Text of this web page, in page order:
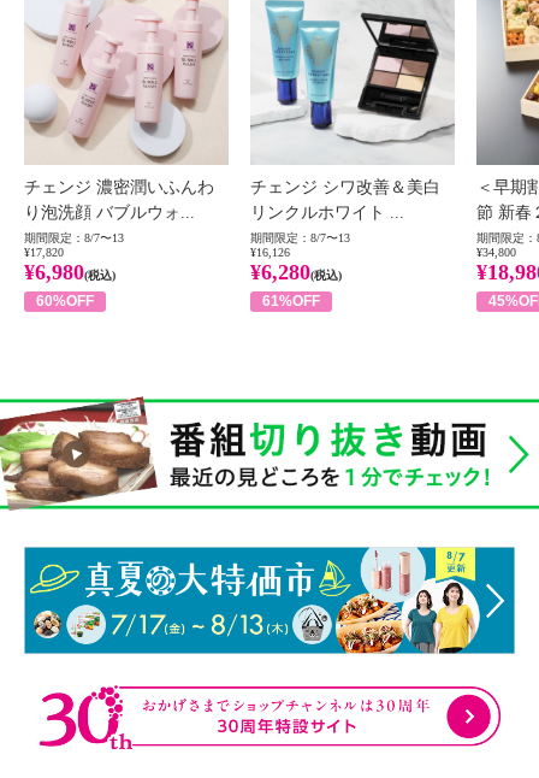
チェンジ 濃密潤いふんわ
り泡洗顔 バブルウォ...
期間限定：8/7〜13
¥17,820
¥6,980(税込)
60%OFF
チェンジ シワ改善＆美白
リンクルホワイト ...
期間限定：8/7〜13
¥16,126
¥6,280(税込)
61%OFF
＜早期
節 新春
期間限定：
¥34,800